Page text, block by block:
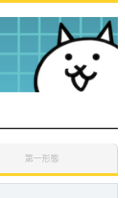
第一形態